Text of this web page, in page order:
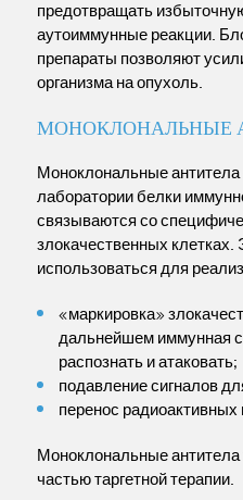
предотвращать
аутоиммунные реакции.
препараты позволяют
организма на опухоль.
МОНОКЛОНАЛЬНЫЕ
Моноклональные антитела
лаборатории белки
связываются со
злокачественных
использоваться для
«маркировка»
дальнейшем иммунная
распознать и атаковать;
подавление сигналов
перенос радиоактивных
Моноклональные антитела
частью таргетной терапии.